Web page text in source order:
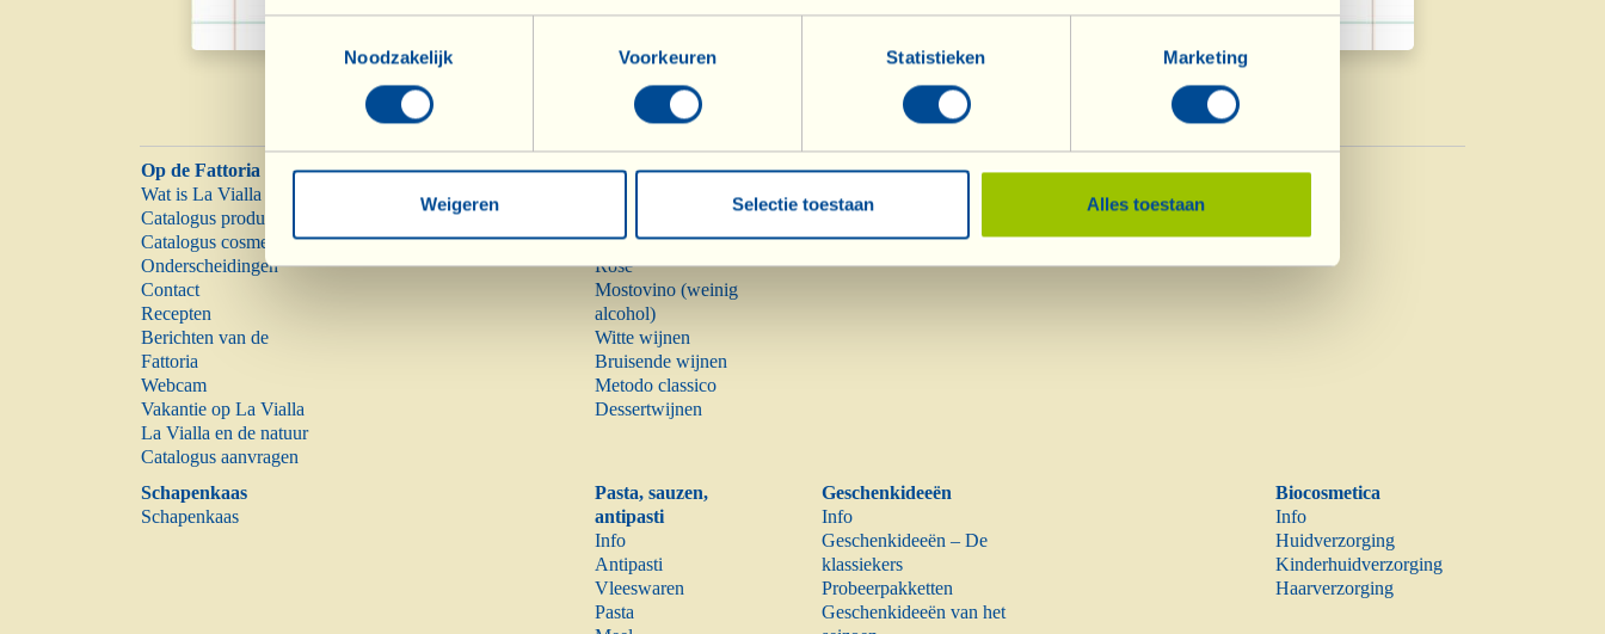
Toestemmingsselectie
Noodzakelijk
Voorkeuren Statistieken Marketing
Weigeren Selectie toestaan Alles toestaan
Op de Fattoria
Wat is La Vialla
Catalogus producten
Catalogus cosmetica
Onderscheidingen
Contact
Recepten
Berichten van de
Fattoria
Webcam
Vakantie op La Vialla
La Vialla en de natuur
Catalogus aanvragen
Wijnen
Bijzonderheden
Rosé
Mostovino (weinig
alcohol)
Witte wijnen
Bruisende wijnen
Metodo classico
Dessertwijnen
Olijfolie
Olijfolie
Azijn
Schapenkaas
Schapenkaas
Pasta, sauzen,
antipasti
Info
Antipasti
Vleeswaren
Pasta
Geschenkideeën
Info
Geschenkideeën – De
klassiekers
Probeerpakketten
Geschenkideeën van het
Biocosmetica
Info
Huidverzorging
Kinderhuidverzorging
Haarverzorging